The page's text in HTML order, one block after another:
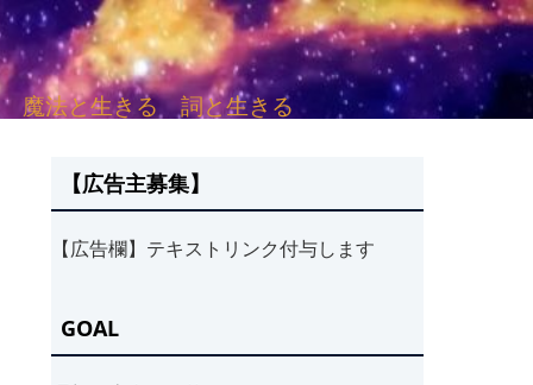
る 魔法と生きる 詞と生きる
【広告主募集】
【広告欄】テキストリンク付与します
GOAL